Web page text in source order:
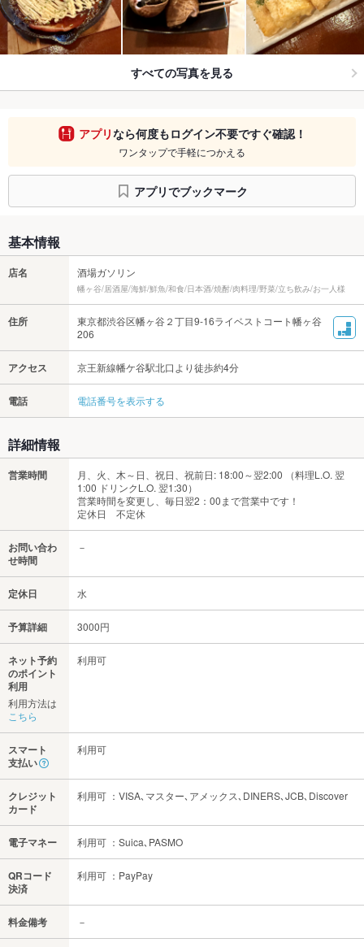
すべての写真を見る
アプリなら何度もログイン不要ですぐ確認！
ワンタップで手軽につかえる
アプリでブックマーク
基本情報
店名 酒場ガソリン
幡ヶ谷/居酒屋/海鮮/鮮魚/和食/日本酒/焼酎/肉料理/野菜/立ち飲み/お一人様
住所
東京都渋谷区幡ヶ谷２丁目9-16ライベストコート幡ヶ谷
206
アクセス 京王新線幡ケ谷駅北口より徒歩約4分
電話 電話番号を表示する
詳細情報
営業時間
月、火、木～日、祝日、祝前日: 18:00～翌2:00 （料理L.O. 翌
1:00 ドリンクL.O. 翌1:30）
営業時間を変更し、毎日翌2：00まで営業中です！
定休日 不定休
お問い合わ
せ時間
－
定休日 水
予算詳細 3000円
ネット予約
のポイント
利用
利用方法は
こちら
利用可
スマート
支払い
利用可
クレジット
カード
利用可 ：VISA､マスター､アメックス､DINERS､JCB､Discover
電子マネー 利用可 ：Suica､PASMO
QRコード
決済
利用可 ：PayPay
料金備考 －